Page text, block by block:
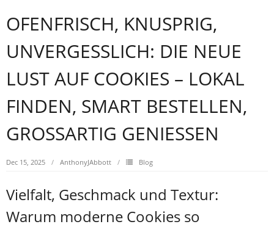
OFENFRISCH, KNUSPRIG,
UNVERGESSLICH: DIE NEUE
LUST AUF COOKIES – LOKAL
FINDEN, SMART BESTELLEN,
GROSSARTIG GENIESSEN
Dec 15, 2025 AnthonyJAbbott Blog
Vielfalt, Geschmack und Textur:
Warum moderne Cookies so